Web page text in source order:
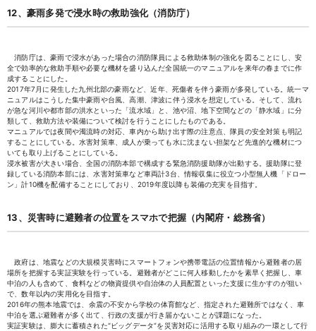
12、豪雨多発で浸水時の救助強化（消防庁）
消防庁は、豪雨で浸水があった場合の消防隊員による救助体制の強化を図ることにし、安
全で効率的な救助手順や必要な機材を盛り込んだ全国統一のマニュアルを来年の春までに作
成することにした。
2017年7月に発生した九州北部の豪雨など、近年、死傷者を伴う豪雨が多発している。統一マ
ニュアルはこうした集中豪雨や台風、高潮、津波に伴う浸水を想定している。そして、流れ
が急な河川や都市部の洪水といった「流水域」と、池や沼、地下空間などの「静水域」に分
類して、救助方法や装備について検討を行うことにしたものである。
マニュアルでは夜間や濁流時の対応、車内から助け出す際の注意点、隊員の安全対策も明記
することにしている。水害対策車、成人が乗っても水に沈まない担架など先進的な機材につ
いても取り上げることにしている。
浸水被害が大きい場合、全国の消防本部で構成する緊急消防援助隊が出動する。援助隊に登
録している消防本部には、水害対策車など車両計3台、情報収集に役立つ小型無人機「ドロー
ン」計10機を配備することにしており、2019年度以降も装備の充実を目指す。
13、災害時に避難者の位置をスマホで把握（内閣府・総務省）
政府は、地震などの大規模災害時にスマートフォンや携帯電話の位置情報から避難者の居
場所を把握する実証実験を行っている。避難者がどこに何人移動したかを素早く把握し、車
中泊の人も含めて、食料などの物資提供や自治体の人員配置といった支援に生かすのが狙い
で、数年以内の実用化を目指す。
2016年の熊本地震では、余震の不安から学校の体育館など、指定された避難所ではなく、車
中泊を選ぶ避難者が多く出て、行政の支援が行き届かないことが課題になった。
実証実験は、膨大に蓄積された“ビッグデータ”を災害対応に活用する取り組みの一環として行